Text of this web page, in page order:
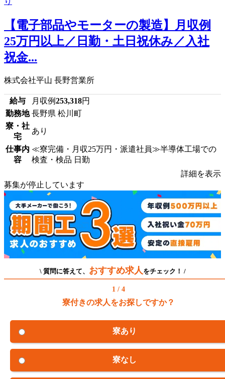
【電子部品やモーターの製造】月収例
25万円以上／日勤・土日祝休み／入社
祝金...
株式会社平山 長野営業所
給与 月収例253,318円
勤務地 長野県 松川町
寮・社
宅
あり
仕事内
容
≪寮完備・月収25万円・派遣社員≫半導体工場での
検査・検品 日勤
詳細を表示
募集が停止しています
\ 質問に答えて、 おすすめ求人 をチェック！ /
1 / 4
寮付きの求人をお探しですか？
寮あり
寮なし